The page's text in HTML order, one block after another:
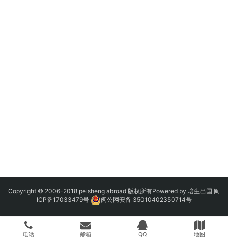
Copyright © 2006-2018 peisheng abroad 版权所有Powered by 培生出国 闽
ICP备17033479号
闽公网安备 35010402350714号
电话 邮箱 QQ 地图